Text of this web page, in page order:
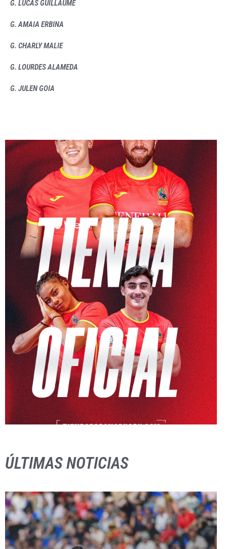
G. LUCAS GUILLAUME
G. AMAIA ERBINA
G. CHARLY MALIE
G. LOURDES ALAMEDA
G. JULEN GOIA
ÚLTIMAS NOTICIAS